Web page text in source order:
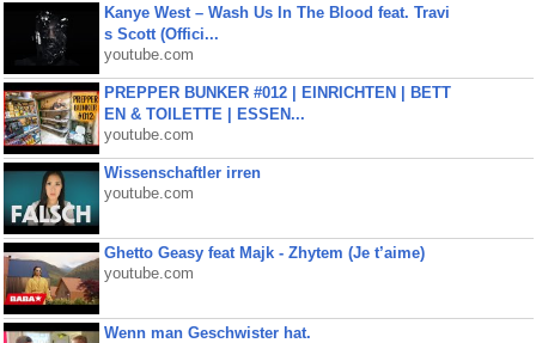
Kanye West – Wash Us In The Blood feat. Travi
s Scott (Offici...
youtube.com
PREPPER BUNKER #012 | EINRICHTEN | BETT
EN & TOILETTE | ESSEN...
youtube.com
Wissenschaftler irren
youtube.com
Ghetto Geasy feat Majk - Zhytem (Je t’aime)
youtube.com
Wenn man Geschwister hat.